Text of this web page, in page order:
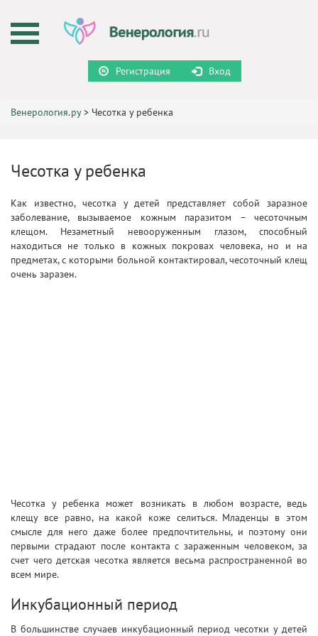
Регистрация Вход
Венерология.ру> Чесотка у ребенка
Чесотка у ребенка
Как известно, чесотка у детей представляет собой заразное
заболевание, вызываемое кожным паразитом – чесоточным
клещом. Незаметный невооруженным глазом, способный
находиться не только в кожных покровах человека, но и на
предметах, с которыми больной контактировал, чесоточный клещ
очень заразен.
Чесотка у ребенка может возникать в любом возрасте, ведь
клещу все равно, на какой коже селиться. Младенцы в этом
смысле для него даже более предпочтительны, и поэтому они
первыми страдают после контакта с зараженным человеком, за
счет чего детская чесотка является весьма распространенной во
всем мире.
Инкубационный период
В большинстве случаев инкубационный период чесотки у детей